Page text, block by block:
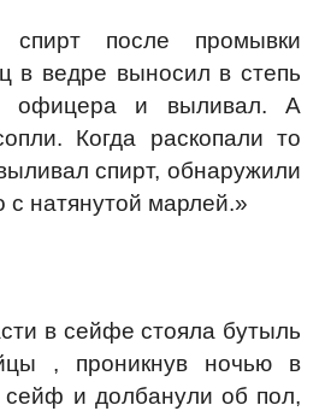
спирт после промывки
в ведре выносил в степь
офицера и выливал. А
Когда раскопали то
спирт, обнаружили
с натянутой марлей.»
в сейфе стояла бутыль
, проникнув ночью в
сейф и долбанули об пол,